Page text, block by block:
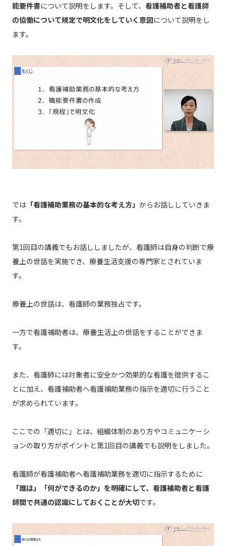
能要件書について説明をします。そして、 看護補助者と看護師
の協働について規定で明文化をしていく意図について説明をし
ます。
では「看護補助業務の基本的な考え方」 からお話ししていきま
す。
第1回目の講義でもお話ししましたが、看護師は自身の判断で療
養上の世話を実施でき、療養生活支援の専門家とされていま
す。
療養上の世話は、看護師の業務独占です。
一方で看護補助者は、療養生活上の世話をすることができま
す。
また、看護師には対象者に安全かつ効果的な看護を提供するこ
とに加え、看護補助者へ看護補助業務の指示を適切に行うこと
が求められています。
ここでの「適切に」とは、組織体制のあり方やコミュニケーシ
ョンの取り方がポイントと第1回目の講義でも説明をしました。
看護師が看護補助者へ看護補助業務を適切に指示するために
「誰は」「何ができるのか」を明確にして、看護補助者と看護
師間で共通の認識にしておくことが大切です。